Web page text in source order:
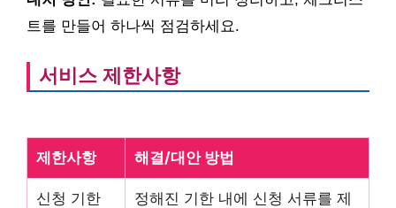
트를 만들어 하나씩 점검하세요.
서비스 제한사항
제한사항 해결/대안 방법
신청 기한 정해진 기한 내에 신청 서류를 제